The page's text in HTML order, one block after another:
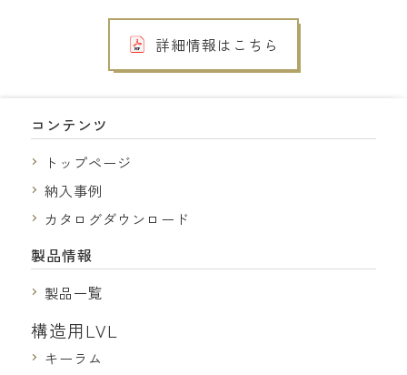
詳細情報はこちら
コンテンツ
トップページ
納入事例
カタログダウンロード
製品情報
製品一覧
構造用LVL
キーラム